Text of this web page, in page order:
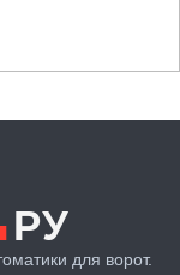
РУ
для ворот.